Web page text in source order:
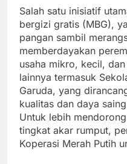
Salah satu inisiatif
bergizi gratis (MBG),
pangan sambil
memberdayakan
usaha mikro, kecil,
lainnya termasuk
Garuda, yang
kualitas dan daya
Untuk lebih
tingkat akar rumput,
Koperasi Merah Putih